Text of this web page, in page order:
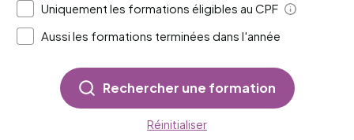
Uniquement les formations éligibles au CPF
Aide
Aussi les formations terminées dans l'année
Rechercher une formation
Réinitialiser